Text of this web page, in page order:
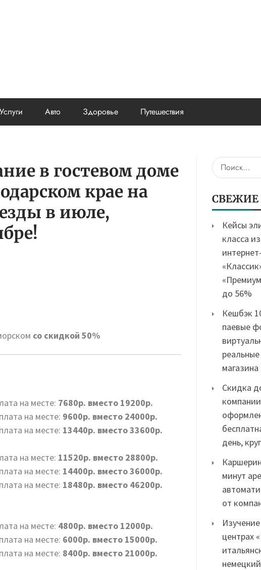
Услуги Авто Здоровье Путешествия
в гостевом доме
крае на
в июле,
со скидкой 50%
на месте: 7680р. вместо 19200р.
на месте: 9600р. вместо 24000р.
на месте: 13440р. вместо 33600р.
на месте: 11520р. вместо 28800р.
на месте: 14400р. вместо 36000р.
на месте: 18480р. вместо 46200р.
на месте: 4800р. вместо 12000р.
на месте: 6000р. вместо 15000р.
на месте: 8400р. вместо 21000р.
Найти:
СВЕЖИЕ
Кейсы
класса
до 56%
Кешбэк
паевые
Скидка
день,
минут
от
центрах